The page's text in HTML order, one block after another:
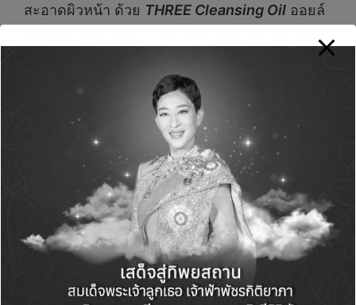
สะอาดผิวหน้า ด้วย THREE Cleansing Oil ออยล์
จากภายใน พร้อมยับยั้งแบคทีเรีย และช่วยกระชับรู
ขุมขน มอบความผ่อนคลายด้วยกลิ่นหอมสะอาด
THREE Clearing Foamทำความสะอาด
พร้อมผ่อนคลายผิวด้วยเนื้อโฟมอ่อนโยน ที่อุดมไป
ด้วยสารบำรุงต่อต้านการอักเสบและลดอาการ
ระคายเคือง เหมาะสำหรับคนผิวแพ้ง่าย ผิวแดง
จากผื่นคัน หรือเป็นสิวง่าย